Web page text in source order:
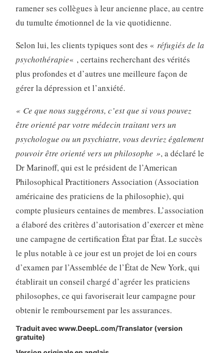
ramener ses collègues à leur ancienne place, au centre
du tumulte émotionnel de la vie quotidienne.
Selon lui, les clients typiques sont des « réfugiés de la
psychothérapie« , certains recherchant des vérités
plus profondes et d’autres une meilleure façon de
gérer la dépression et l’anxiété.
« Ce que nous suggérons, c’est que si vous pouvez
être orienté par votre médecin traitant vers un
psychologue ou un psychiatre, vous devriez également
pouvoir être orienté vers un philosophe », a déclaré le
Dr Marinoff, qui est le président de l’American
Philosophical Practitioners Association (Association
américaine des praticiens de la philosophie), qui
compte plusieurs centaines de membres. L’association
a élaboré des critères d’autorisation d’exercer et mène
une campagne de certification État par État. Le succès
le plus notable à ce jour est un projet de loi en cours
d’examen par l’Assemblée de l’État de New York, qui
établirait un conseil chargé d’agréer les praticiens
philosophes, ce qui favoriserait leur campagne pour
obtenir le remboursement par les assurances.
Traduit avec www.DeepL.com/Translator (version
gratuite)